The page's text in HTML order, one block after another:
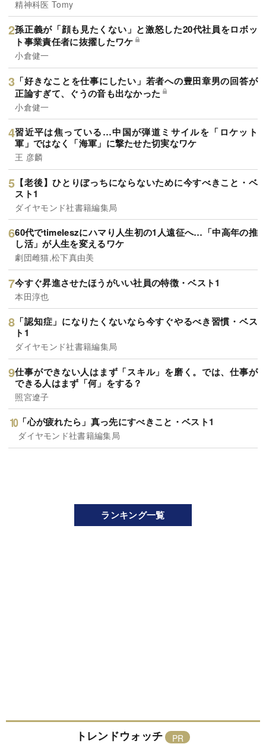
精神科医 Tomy
孫正義が「顔も見たくない」と激怒した20代社員をロボッ
ト事業責任者に抜擢したワケ
小倉健一
「好きなことを仕事にしたい」若者への豊田章男の回答が
正論すぎて、ぐうの音も出なかった
小倉健一
習近平は焦っている…中国が弾道ミサイルを「ロケット
軍」ではなく「海軍」に撃たせた切実なワケ
王 彦麟
【老後】ひとりぼっちにならないために今すべきこと・ベ
スト1
ダイヤモンド社書籍編集局
60代でtimeleszにハマり人生初の1人遠征へ…「中高年の推
し活」が人生を変えるワケ
劇団雌猫,松下真由美
今すぐ昇進させたほうがいい社員の特徴・ベスト1
本田淳也
「認知症」になりたくないなら今すぐやるべき習慣・ベス
ト1
ダイヤモンド社書籍編集局
仕事ができない人はまず「スキル」を磨く。では、仕事が
できる人はまず「何」をする？
照宮遼子
「心が疲れたら」真っ先にすべきこと・ベスト1
ダイヤモンド社書籍編集局
ランキング一覧
トレンドウォッチ